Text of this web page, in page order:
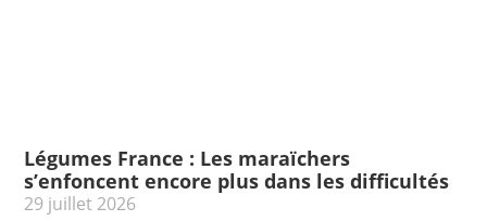
Légumes France : Les maraïchers
s’enfoncent encore plus dans les difficultés
29 juillet 2026